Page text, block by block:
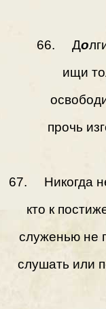
66. До
ищи
прочь
67. Никогда
кто к
служенью не
слушать или